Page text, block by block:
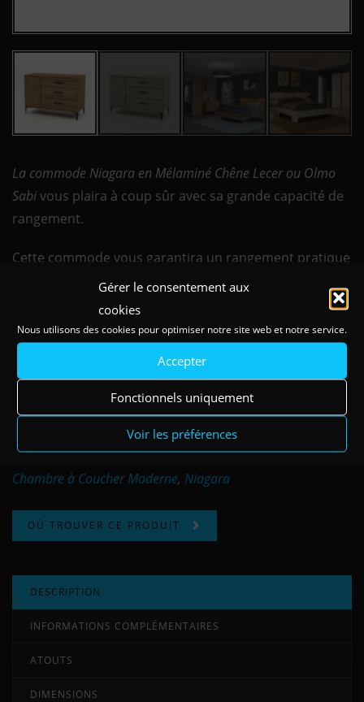
Gérer le consentement aux
cookies
Nous utilisons des cookies pour optimiser notre site web et notre service.
Accepter
Fonctionnels uniquement
Voir les préférences
La commode Niagara en Mélaminé Chêne Lecer ou Olmo
Sabivous plaira à coup sûr avec sa grande capacité de
rangement.
Cette commode vous garantira un rangement pratique
et astucieux. Les tiroirs amortis à l’ouverture et à la
fermeture vous permettrons de fermer tout en
douceur.
Ref: NIA40000CR
Ref: NIA40000O
Catégories :Commode Fonctionnelle,Meubles pour
Chambre à Coucher Moderne, Niagara
OÙ TROUVER CE PRODUIT
DESCRIPTION
INFORMATIONS COMPLÉMENTAIRES
ATOUTS
DIMENSIONS